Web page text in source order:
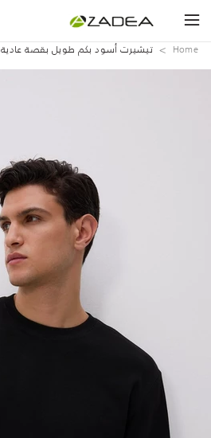
Home تيشيرت أسود بكم طويل بقصة عادية